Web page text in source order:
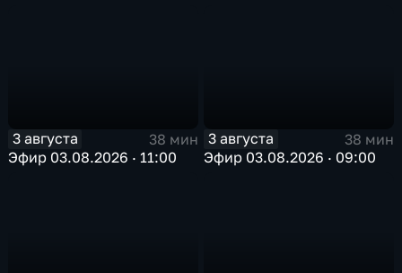
3 августа
38 мин
Эфир 03.08.2026 · 11:00
3 августа
38 мин
Эфир 03.08.2026 · 09:00